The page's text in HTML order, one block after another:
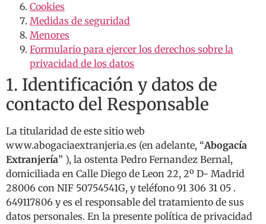
Cookies
Medidas de seguridad
Menores
Formulario para ejercer los derechos sobre la
privacidad de los datos
1. Identificación y datos de
contacto del Responsable
La titularidad de este sitio web
www.abogaciaextranjeria.es (en adelante, “Abogacía
Extranjería” ), la ostenta Pedro Fernandez Bernal,
domiciliada en Calle Diego de Leon 22, 2º D- Madrid
28006 con NIF 50754541G, y teléfono 91 306 31 05 .
649117806 y es el responsable del tratamiento de sus
datos personales. En la presente política de privacidad